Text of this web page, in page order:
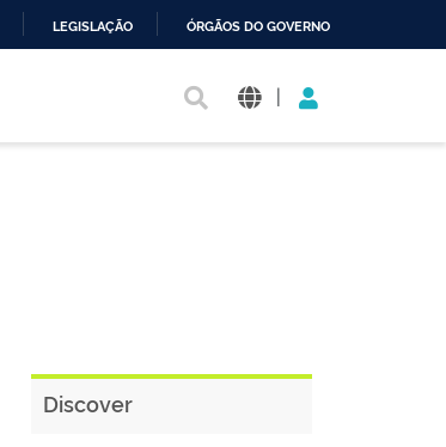
LEGISLAÇÃO ÓRGÃOS DO GOVERNO
|
Discover